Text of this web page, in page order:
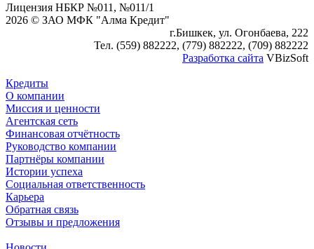
Лицензия НБКР №011, №011/1
2026 © ЗАО МФК "Алма Кредит"
г.Бишкек, ул. Огонбаева, 222
Тел. (559) 882222, (779) 882222, (709) 882222
Разработка сайта VBizSoft
Кредиты
О компании
Миссия и ценности
Агентская сеть
Финансовая отчётность
Руководство компании
Партнёры компании
Истории успеха
Социальная ответственность
Карьера
Обратная связь
Отзывы и предложения